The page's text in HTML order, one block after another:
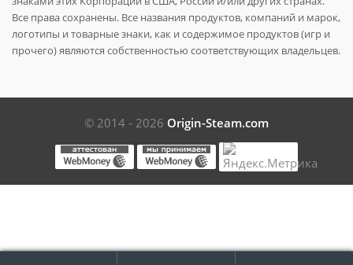
Все права сохранены. Все названия продуктов, компаний и марок,
логотипы и товарные знаки, как и содержимое продуктов (игр и
прочего) являются собственностью соответствующих владельцев.
© 2014 - 2026 Origin-Steam.com